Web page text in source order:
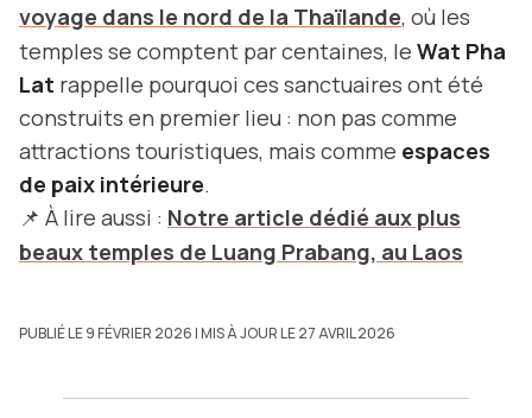
voyage dans le nord de la Thaïlande, où les
temples se comptent par centaines, le Wat Pha
Lat rappelle pourquoi ces sanctuaires ont été
construits en premier lieu : non pas comme
attractions touristiques, mais comme espaces
de paix intérieure.
📌 À lire aussi : Notre article dédié aux plus
beaux temples de Luang Prabang, au Laos
PUBLIÉ LE 9 FÉVRIER 2026| MIS À JOUR LE 27 AVRIL 2026